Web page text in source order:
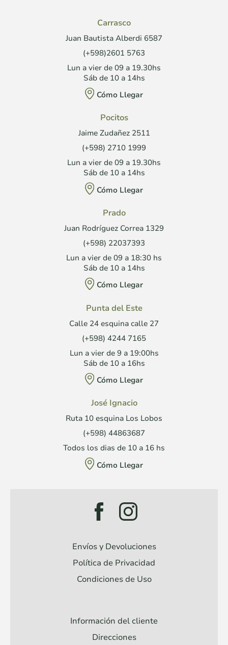
Carrasco
Juan Bautista Alberdi 6587
(+598)2601 5763
Lun a vier de 09 a 19.30hs
Sáb de 10 a 14hs
Cómo Llegar
Pocitos
Jaime Zudañez 2511
(+598) 2710 1999
Lun a vier de 09 a 19.30hs
Sáb de 10 a 14hs
Cómo Llegar
Prado
Juan Rodríguez Correa 1329
(+598) 22037393
Lun a vier de 09 a 18:30 hs
Sáb de 10 a 14hs
Cómo Llegar
Punta del Este
Calle 24 esquina calle 27
(+598) 4244 7165
Lun a vier de 9 a 19:00hs
Sáb de 10 a 16hs
Cómo Llegar
José Ignacio
Ruta 10 esquina Los Lobos
(+598) 44863687
Todos los dias de 10 a 16 hs
Cómo Llegar
Envíos y Devoluciones
Política de Privacidad
Condiciones de Uso
Información del cliente
Direcciones